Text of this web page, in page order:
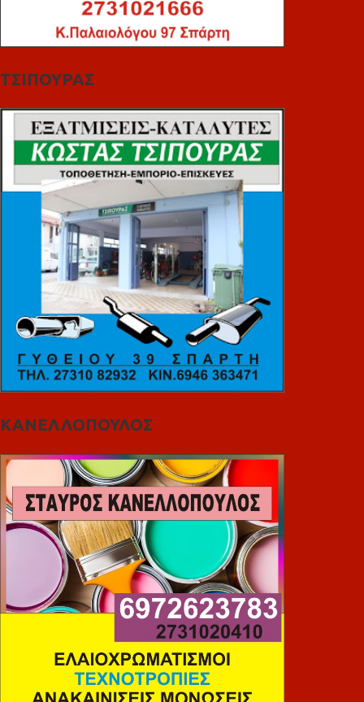
ΤΣΙΠΟΥΡΑΣ
ΚΑΝΕΛΛΟΠΟΥΛΟΣ